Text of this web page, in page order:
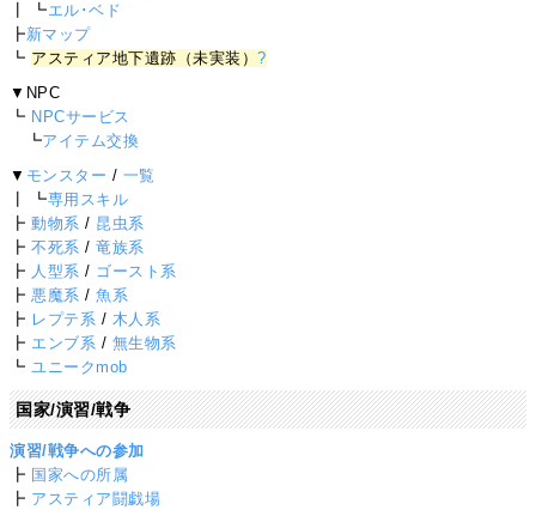
┃ ┗エル･ベド
┣新マップ
┗ アスティア地下遺跡（未実装）?
▼NPC
┗ NPCサービス
┗アイテム交換
▼ モンスター / 一覧
┃ ┗専用スキル
┣動物系 / 昆虫系
┣不死系 /竜族系
┣ 人型系 / ゴースト系
┣悪魔系 /魚系
┣ レプテ系 / 木人系
┣ エンブ系 / 無生物系
┗ユニークmob
国家/演習/戦争
演習/戦争への参加
┣ 国家への所属
┣ アスティア闘戯場